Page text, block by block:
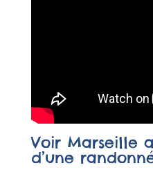
Voir Marseille
d’une